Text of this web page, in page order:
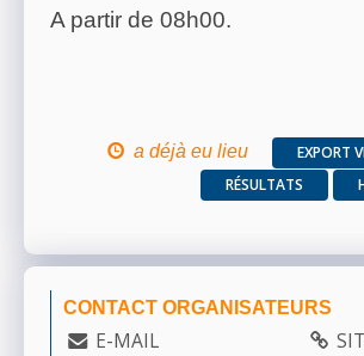
A partir de 08h00.
a déjà eu lieu
EXPORT
RÉSULTATS
CONTACT ORGANISATEURS
E-MAIL